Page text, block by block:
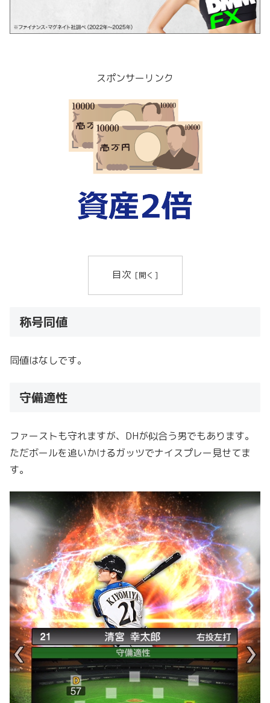
スポンサーリンク
目次
称号同値
同値はなしです。
守備適性
ファーストも守れますが、DHが似合う男でもあります。
ただボールを追いかけるガッツでナイスプレー見せてま
す。